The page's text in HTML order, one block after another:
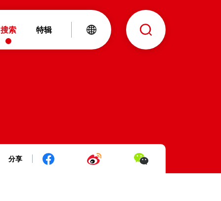
搜索 特辑
分享